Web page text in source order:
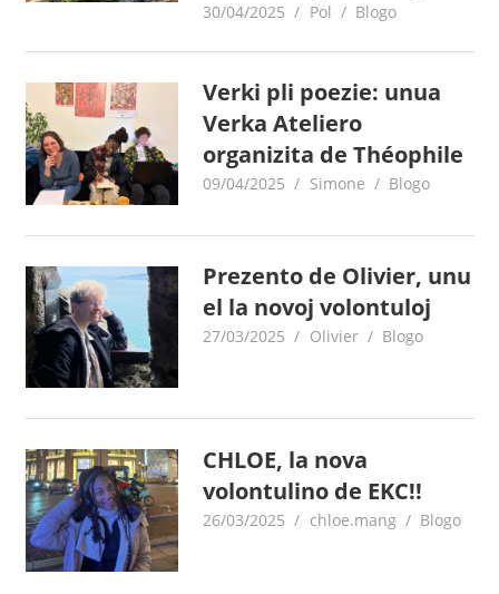
30/04/2025 Pol Blogo
Verki pli poezie: unua
Verka Ateliero
organizita de Théophile
09/04/2025 Simone Blogo
Prezento de Olivier, unu
el la novoj volontuloj
27/03/2025 Olivier Blogo
CHLOE, la nova
volontulino de EKC!!
26/03/2025 chloe.mang Blogo